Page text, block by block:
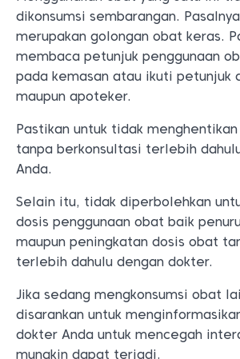
dikonsumsi sembarangan.
merupakan golongan obat keras.
membaca petunjuk penggunaan
pada kemasan atau ikuti petunjuk
maupun apoteker.
Pastikan untuk tidak
tanpa berkonsultasi terlebih
Anda.
Selain itu, tidak diperbolehkan
dosis penggunaan obat baik
maupun peningkatan dosis obat
terlebih dahulu dengan dokter.
Jika sedang mengkonsumsi obat
disarankan untuk
dokter Anda untuk mencegah
mungkin dapat terjadi.